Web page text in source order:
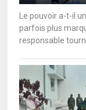
Le pouvoir a-t-il
parfois plus
responsable